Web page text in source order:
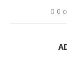
0